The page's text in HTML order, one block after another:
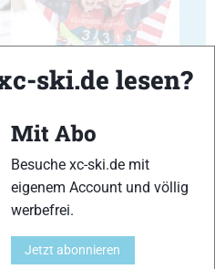
38
ski.de lesen?
Mit Abo
Besuche xc-ski.de mit
eigenem Account und völlig
werbefrei.
Jetzt abonnieren